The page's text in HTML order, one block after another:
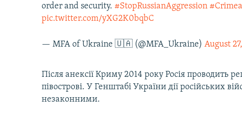
order and security. #StopRussianAggression
pic.twitter.com/yXG2K0bqbC
— MFA of Ukraine 🇺🇦 (@MFA_Ukraine)August
Після анексії Криму 2014 року Росія проводить
півострові. У Генштабі України дії російських
незаконними.